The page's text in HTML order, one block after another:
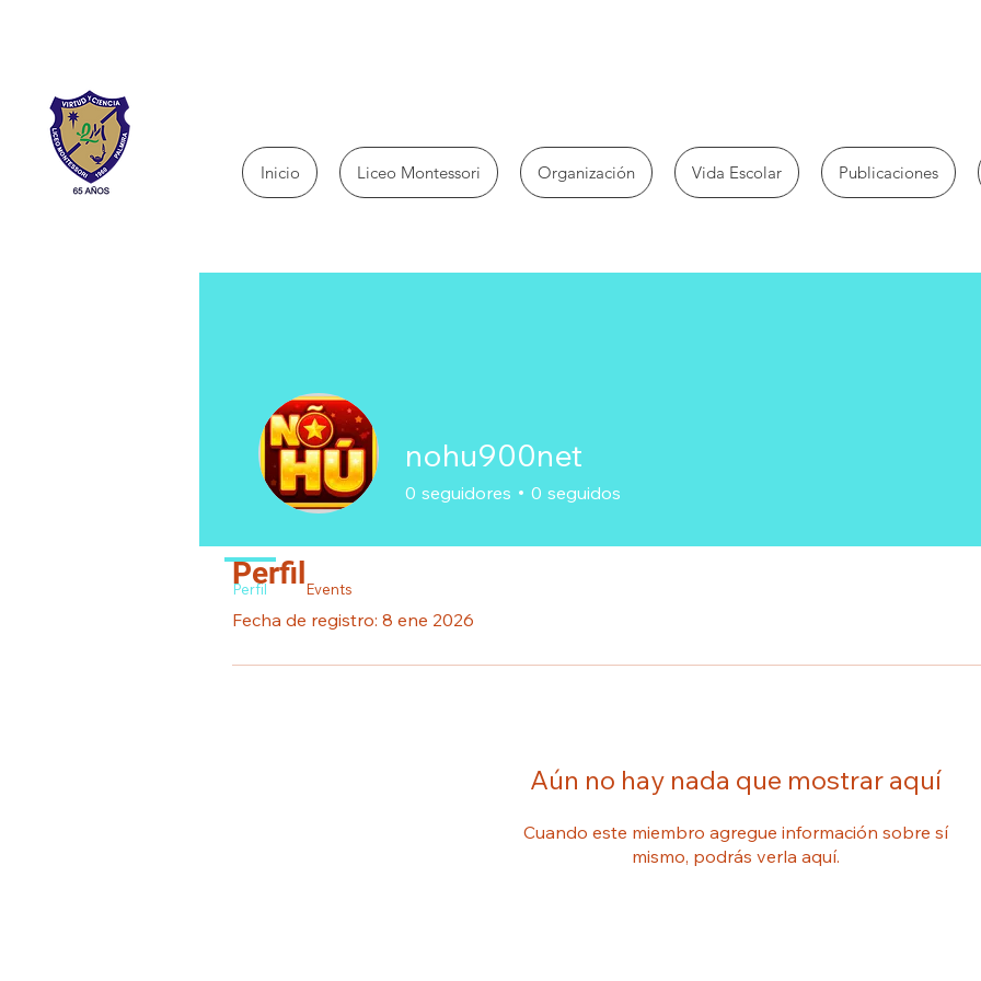
Inicio Liceo Montessori Organización Vida Escolar Publicaciones
Perfil
Fecha de registro: 8 ene 2026
Aún no hay nada que mostrar aquí
Cuando este miembro agregue información sobre sí
mismo, podrás verla aquí.
nohu900net
0 seguidores 0 seguidos
Perfil Events